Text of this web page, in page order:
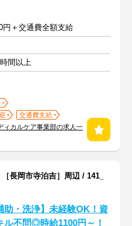
円＋交通費全額支給
間以上
交通費支給
カルケア事業部の求人一
岡市寺泊吉］周辺 / 141_
助・洗浄】未経験OK！資
ル不問◎時給1100円～！